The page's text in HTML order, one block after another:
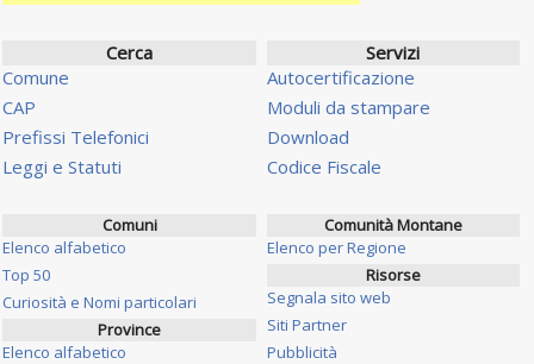
Cerca
Comune
CAP
Prefissi Telefonici
Leggi e Statuti
Servizi
Autocertificazione
Moduli da stampare
Download
Codice Fiscale
Comuni
Elenco alfabetico
Top 50
Curiosità e Nomi particolari
Province
Elenco alfabetico
Comunità Montane
Elenco per Regione
Risorse
Segnala sito web
Siti Partner
Pubblicità